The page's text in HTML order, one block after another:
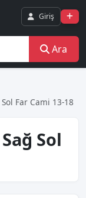
Giriş
Ara
Far Cami 13-18
Sol